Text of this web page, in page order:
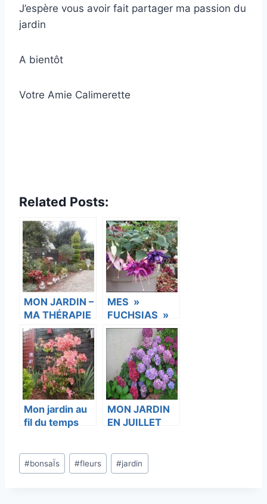
J’espère vous avoir fait partager ma passion du
jardin
A bientôt
Votre Amie Calimerette
Related Posts:
MON JARDIN –
MA THÉRAPIE
MES »
FUCHSIAS »
ET MON
JARDIN
Mon jardin au
fil du temps
MON JARDIN
EN JUILLET
Étiquettes
de
#bonsaÏs #fleurs #jardin